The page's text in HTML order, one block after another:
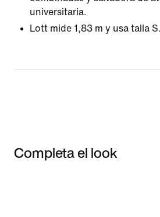
universitaria.
Lott mide 1,83 m y usa talla S.
Completa el look